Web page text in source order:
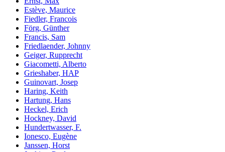
Estève, Maurice
Fiedler, Francois
Förg, Günther
Francis, Sam
Friedlaender, Johnny
Geiger, Rupprecht
Giacometti, Alberto
Grieshaber, HAP
Guinovart, Josep
Haring, Keith
Hartung, Hans
Heckel, Erich
Hockney, David
Hundertwasser, F.
Ionesco, Eugène
Janssen, Horst